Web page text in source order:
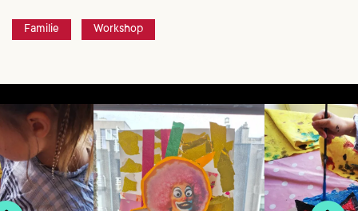
Familie Workshop
Overslaan